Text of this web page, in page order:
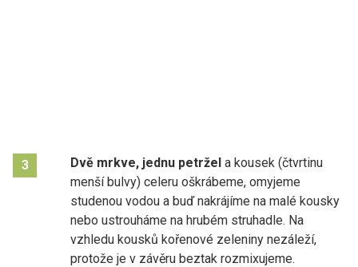
3 Dvě mrkve, jednu petržel a kousek (čtvrtinu
menší bulvy) celeru oškrábeme, omyjeme
studenou vodou a buď nakrájíme na malé kousky
nebo ustrouháme na hrubém struhadle. Na
vzhledu kousků kořenové zeleniny nezáleží,
protože je v závěru beztak rozmixujeme.